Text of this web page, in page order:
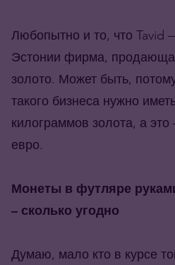
Любопытно и то, что Tavid
Эстонии фирма,
золото. Может быть,
такого бизнеса нужно
килограммов золота, а
евро.
Монеты в футляре
– сколько угодно
Думаю, мало кто в курсе